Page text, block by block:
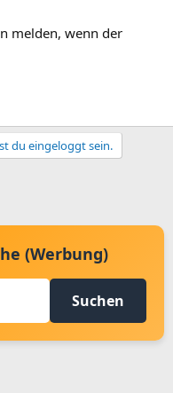
melden, wenn der
du eingeloggt sein.
(Werbung)
Suchen